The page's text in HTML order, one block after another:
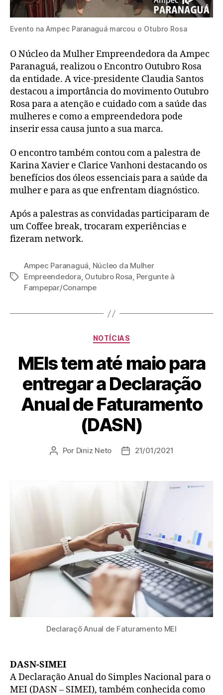
Evento na Ampec Paranaguá marcou o Otubro Rosa
O Núcleo da Mulher Empreendedora da Ampec
Paranaguá, realizou o Encontro Outubro Rosa
da entidade. A vice-presidente Claudia Santos
destacou a importância do movimento Outubro
Rosa para a atenção e cuidado com a saúde das
mulheres e como a empreendedora pode
inserir essa causa junto a sua marca.
O encontro também contou com a palestra de
Karina Xavier e Clarice Vanhoni destacando os
benefícios dos óleos essenciais para a saúde da
mulher e para as que enfrentam diagnóstico.
Após a palestras as convidadas participaram de
um Coffee break, trocaram experiências e
fizeram network.
Ampec Paranaguá, Núcleo da Mulher
Empreendedora, Outubro Rosa, Pergunte à
Fampepar/Conampe
NOTÍCIAS
MEIs tem até maio para
entregar a Declaração
Anual de Faturamento
(DASN)
Por Diniz Neto 21/01/2021
Declaraçõ Anual de Faturamento MEI
DASN-SIMEI
A Declaração Anual do Simples Nacional para o
MEI (DASN – SIMEI), também conhecida como